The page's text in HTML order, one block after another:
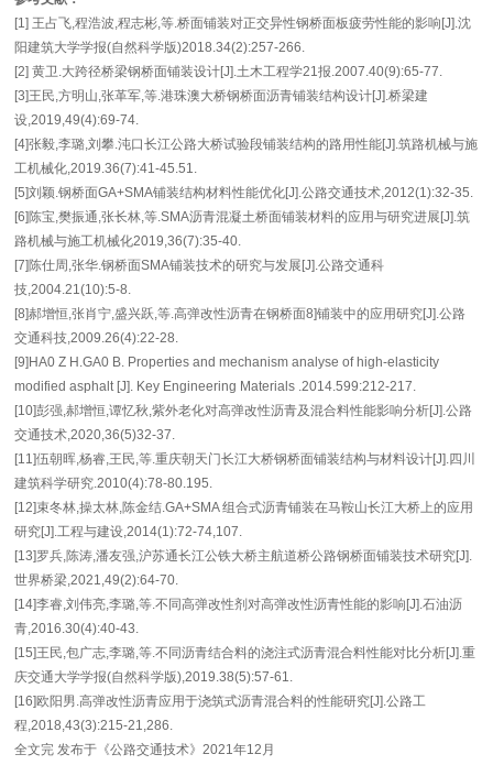
[1] 王占飞,程浩波,程志彬,等.桥面铺装对正交异性钢桥面板疲劳性能的影响[J].沈
阳建筑大学学报(自然科学版)2018.34(2):257-266.
[2] 黄卫.大跨径桥梁钢桥面铺装设计[J].土木工程学21报.2007.40(9):65-77.
[3]王民,方明山,张革军,等.港珠澳大桥钢桥面沥青铺装结构设计[J].桥梁建
设,2019,49(4):69-74.
[4]张毅,李璐,刘攀.沌口长江公路大桥试验段铺装结构的路用性能[J].筑路机械与施
工机械化,2019.36(7):41-45.51.
[5]刘颖.钢桥面GA+SMA铺装结构材料性能优化[J].公路交通技术,2012(1):32-35.
[6]陈宝,樊振通,张长林,等.SMA沥青混凝土桥面铺装材料的应用与研究进展[J].筑
路机械与施工机械化2019,36(7):35-40.
[7]陈仕周,张华.钢桥面SMA铺装技术的研究与发展[J].公路交通科
技,2004.21(10):5-8.
[8]郝增恒,张肖宁,盛兴跃,等.高弹改性沥青在钢桥面8]铺装中的应用研究[J].公路
交通科技,2009.26(4):22-28.
[9]HA0 Z H.GA0 B. Properties and mechanism analyse of high-elasticity
modified asphalt [J]. Key Engineering Materials .2014.599:212-217.
[10]彭强,郝增恒,谭忆秋,紫外老化对高弹改性沥青及混合料性能影响分析[J].公路
交通技术,2020,36(5)32-37.
[11]伍朝晖,杨睿,王民,等.重庆朝天门长江大桥钢桥面铺装结构与材料设计[J].四川
建筑科学研究.2010(4):78-80.195.
[12]束冬林,操太林,陈金结.GA+SMA 组合式沥青铺装在马鞍山长江大桥上的应用
研究[J].工程与建设,2014(1):72-74,107.
[13]罗兵,陈涛,潘友强,沪苏通长江公铁大桥主航道桥公路钢桥面铺装技术研究[J].
世界桥梁,2021,49(2):64-70.
[14]李睿,刘伟亮,李璐,等.不同高弹改性剂对高弹改性沥青性能的影响[J].石油沥
青,2016.30(4):40-43.
[15]王民,包广志,李璐,等.不同沥青结合料的浇注式沥青混合料性能对比分析[J].重
庆交通大学学报(自然科学版),2019.38(5):57-61.
[16]欧阳男.高弹改性沥青应用于浇筑式沥青混合料的性能研究[J].公路工
程,2018,43(3):215-21,286.
全文完 发布于《公路交通技术》2021年12月